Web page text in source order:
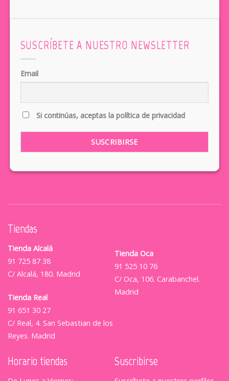
SUSCRÍBETE A NUESTRO NEWSLETTER
Email
Si continúas, aceptas la política de privacidad
Tiendas
Tienda Alcalá
91 725 87 38
C/ Alcalá, 180. Madrid
Tienda Real
91 651 30 27
C/ Real, 4. San Sebastian de los
Reyes. Madrid
Tienda Oca
91 525 10 76
C/ Oca, 106. Carabanchel.
Madrid
Horario tiendas Suscribirse